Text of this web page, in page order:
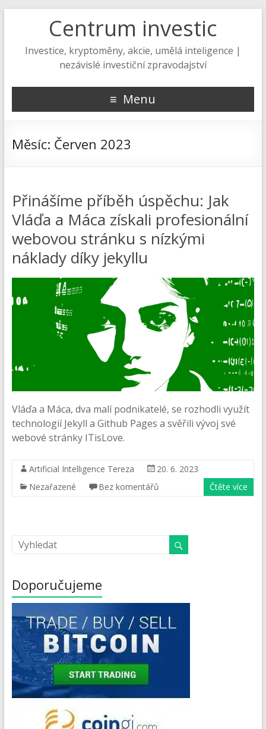
Centrum investic
Investice, kryptoměny, akcie, umělá inteligence |
nezávislé investiční zpravodajství
Menu
Měsíc: Červen 2023
Přinášíme příběh úspěchu: Jak
Vláďa a Máca získali profesionální
webovou stránku s nízkými
náklady díky jekyllu
Vláďa a Máca, dva malí podnikatelé, se rozhodli využít
technologií Jekyll a Github Pages a svěřili vývoj své
webové stránky ITisLove.
Artificial Intelligence Tereza
20. 6. 2023
Nezařazené
Bez komentářů Čtěte více
Doporučujeme